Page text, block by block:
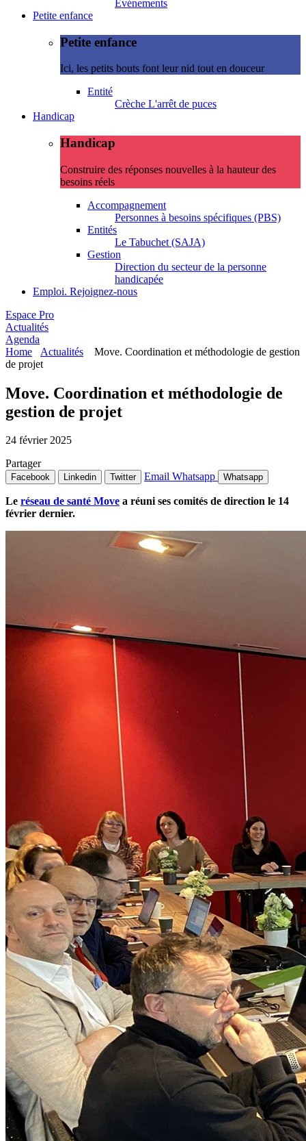
Evénements
Petite enfance
Petite enfance
Ici, les petits bouts font leur nid tout en douceur
Entité
Crèche L'arrêt de puces
Handicap
Handicap
Construire des réponses nouvelles à la hauteur des
besoins réels
Accompagnement
Personnes à besoins spécifiques (PBS)
Entités
Le Tabuchet (SAJA)
Gestion
Direction du secteur de la personne
handicapée
Emploi. Rejoignez-nous
Espace Pro
Actualités
Agenda
Home
Actualités
Move. Coordination et méthodologie de gestion
de projet
Move. Coordination et méthodologie de
gestion de projet
24 février 2025
Partager
Facebook Linkedin Twitter Email Whatsapp Whatsapp
Le réseau de santé Move a réuni ses comités de direction le 14
février dernier.